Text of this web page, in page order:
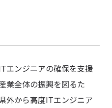
エンジニアの確保を支援
業全体の振興を図るた
外から高度ITエンジニア